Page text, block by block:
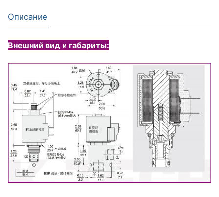
Описание
Внешний вид и габариты: